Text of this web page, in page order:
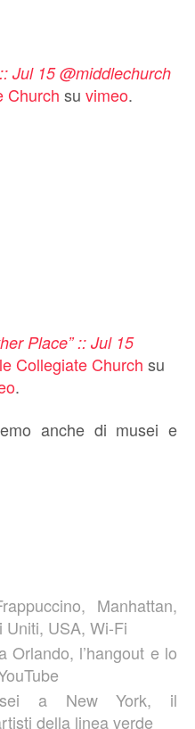
Jul 15 @middlechurch
Church su vimeo.
Place” :: Jul 15
Collegiate Church su
.
anche di musei e
, Manhattan,
Uniti, USA, Wi-Fi
Orlando, l’hangout e lo
a New York, il
della linea verde